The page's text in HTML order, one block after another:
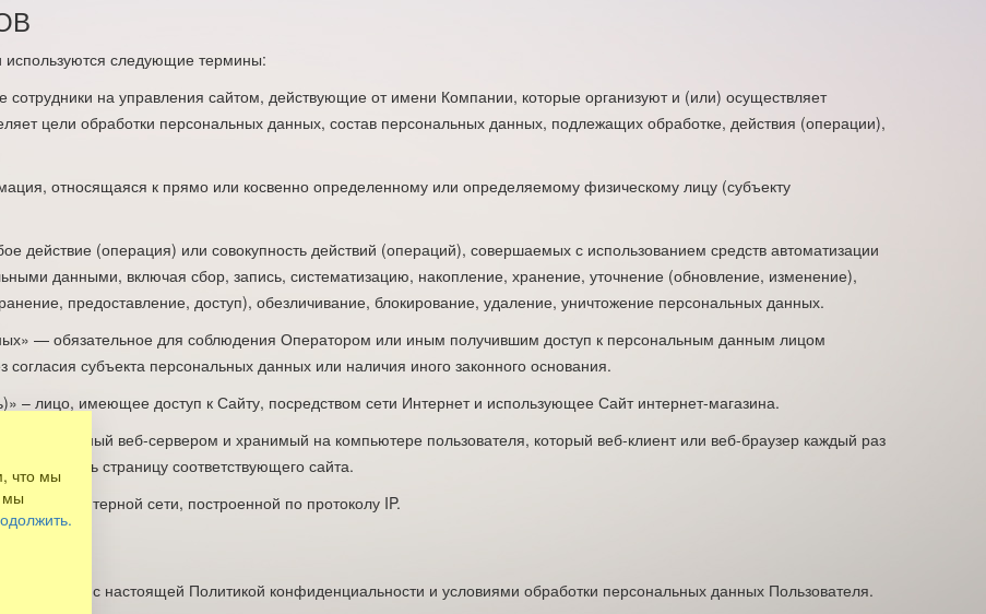
следующие термины:
на управления сайтом, действующие от имени Компании, которые организуют и (или) осуществляет
цели обработки персональных данных, состав персональных данных, подлежащих обработке, действия (операции),
относящаяся к прямо или косвенно определенному или определяемому физическому лицу (субъекту
(операция) или совокупность действий (операций), совершаемых с использованием средств автоматизации
данными, включая сбор, запись, систематизацию, накопление, хранение, уточнение (обновление, изменение),
предоставление, доступ), обезличивание, блокирование, удаление, уничтожение персональных данных.
— обязательное для соблюдения Оператором или иным получившим доступ к персональным данным лицом
согласия субъекта персональных данных или наличия иного законного основания.
– лицо, имеющее доступ к Сайту, посредством сети Интернет и использующее Сайт интернет-магазина.
веб-сервером и хранимый на компьютере пользователя, который веб-клиент или веб-браузер каждый раз
открыть страницу соответствующего сайта.
в компьютерной сети, построенной по протоколу IP.
согласие с настоящей Политикой конфиденциальности и условиями обработки персональных данных Пользователя.
что мы
мы